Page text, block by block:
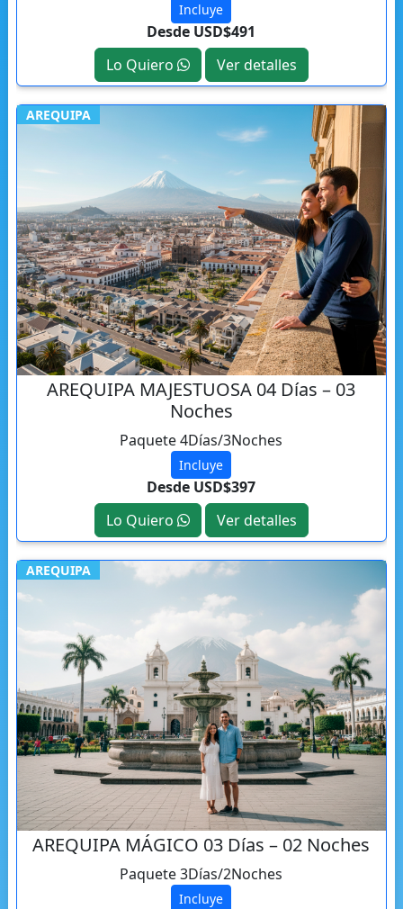
Incluye
Desde USD$491
Lo Quiero
Ver detalles
AREQUIPA
AREQUIPA MAJESTUOSA 04 Días – 03
Noches
Paquete 4Días/3Noches
Incluye
Desde USD$397
Lo Quiero
Ver detalles
AREQUIPA
AREQUIPA MÁGICO 03 Días – 02 Noches
Paquete 3Días/2Noches
Incluye